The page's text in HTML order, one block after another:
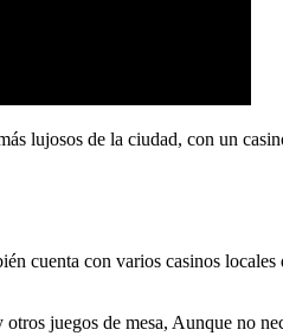
lujosos de la ciudad, con un
cuenta con varios casinos
juegos de mesa, Aunque no